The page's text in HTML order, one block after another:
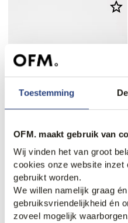
Toestemming
OFM. maakt gebruik van
Wij vinden het van groot
cookies onze website inzet
gebruikt worden.
We willen namelijk graag
gebruiksvriendelijkheid én
zoveel mogelijk
NN07 Pet
55,00